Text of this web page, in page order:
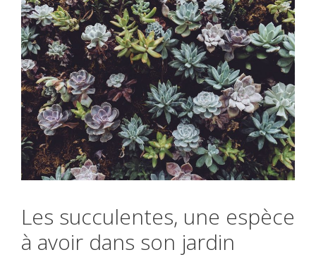
Les succulentes, une espèce
à avoir dans son jardin